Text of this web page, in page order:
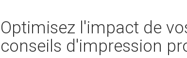
Optimisez l'impact de
conseils d'impression